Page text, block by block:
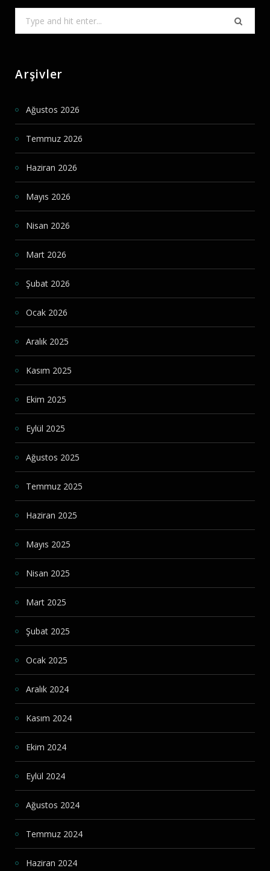
for:
Arşivler
Ağustos 2026
Temmuz 2026
Haziran 2026
Mayıs 2026
Nisan 2026
Mart 2026
Şubat 2026
Ocak 2026
Aralık 2025
Kasım 2025
Ekim 2025
Eylül 2025
Ağustos 2025
Temmuz 2025
Haziran 2025
Mayıs 2025
Nisan 2025
Mart 2025
Şubat 2025
Ocak 2025
Aralık 2024
Kasım 2024
Ekim 2024
Eylül 2024
Ağustos 2024
Temmuz 2024
Haziran 2024